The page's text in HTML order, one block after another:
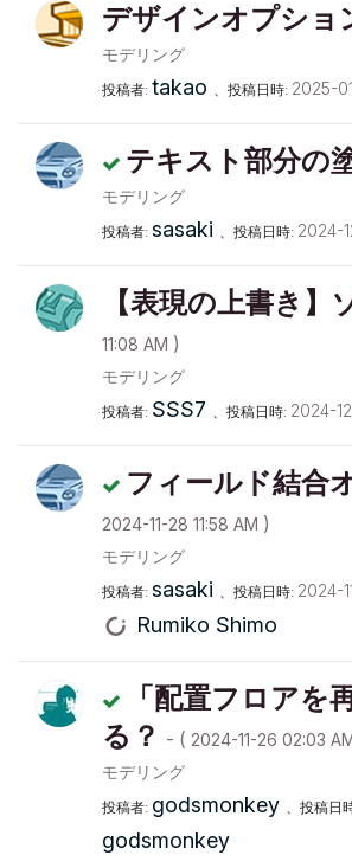
デザインオプショ
モデリング
投稿者: takao 、投稿日時: ‎2025-
テキスト部分の
モデリング
投稿者: sasaki 、投稿日時: ‎2024-
【表現の上書き】
11:08 AM )
モデリング
投稿者: SSS7 、投稿日時: ‎2024-
フィールド結合
‎2024-11-28 11:58 AM )
モデリング
投稿者: sasaki 、投稿日時: ‎2024-
Rumiko Shimo
「配置フロア
る？ - ( ‎2024-11-26 02:03
モデリング
投稿者: godsmonkey 、投稿日
godsmonkey